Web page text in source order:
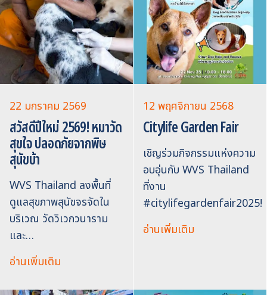
22 มกราคม 2569
สวัสดีปีใหม่ 2569! หมาวัด
สุขใจ ปลอดภัยจากพิษ
สุนัขบ้า
WVS Thailand ลงพื้นที่
ดูแลสุขภาพสุนัขจรจัดใน
บริเวณ วัดวิเวกวนาราม
และ…
อ่านเพิ่มเติม
12 พฤศจิกายน 2568
Citylife Garden Fair
เชิญร่วมกิจกรรมแห่งความ
อบอุ่นกับ WVS Thailand
ที่งาน
#citylifegardenfair2025!
อ่านเพิ่มเติม